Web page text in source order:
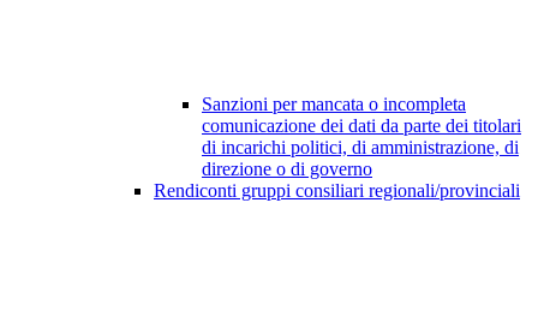
Sanzioni per mancata o incompleta
comunicazione dei dati da parte dei titolari
di incarichi politici, di amministrazione, di
direzione o di governo
Rendiconti gruppi consiliari regionali/provinciali